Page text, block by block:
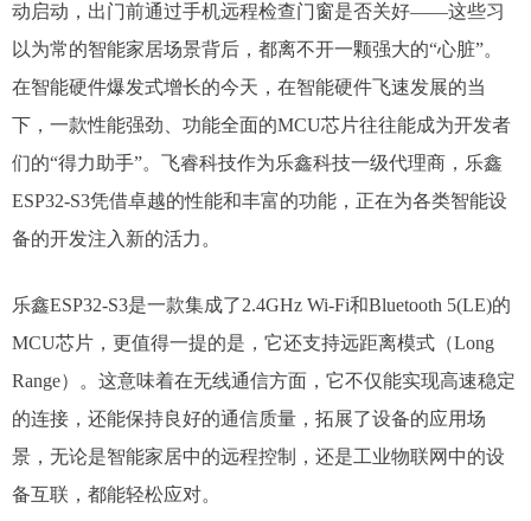
动启动，出门前通过手机远程检查门窗是否关好——这些习
以为常的智能家居场景背后，都离不开一颗强大的“心脏”。
在智能硬件爆发式增长的今天，在智能硬件飞速发展的当
下，一款性能强劲、功能全面的MCU芯片往往能成为开发者
们的“得力助手”。飞睿科技作为乐鑫科技一级代理商，乐鑫
ESP32-S3凭借卓越的性能和丰富的功能，正在为各类智能设
备的开发注入新的活力。​
乐鑫ESP32-S3是一款集成了2.4GHz Wi-Fi和Bluetooth 5(LE)的
MCU芯片，更值得一提的是，它还支持远距离模式（Long
Range）。这意味着在无线通信方面，它不仅能实现高速稳定
的连接，还能保持良好的通信质量，拓展了设备的应用场
景，无论是智能家居中的远程控制，还是工业物联网中的设
备互联，都能轻松应对。​